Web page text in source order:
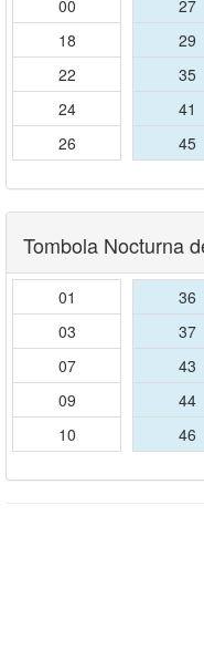
00
18
22
24
26
27
29
35
41
45
Tombola Nocturna
01
03
07
09
10
36
37
43
44
46